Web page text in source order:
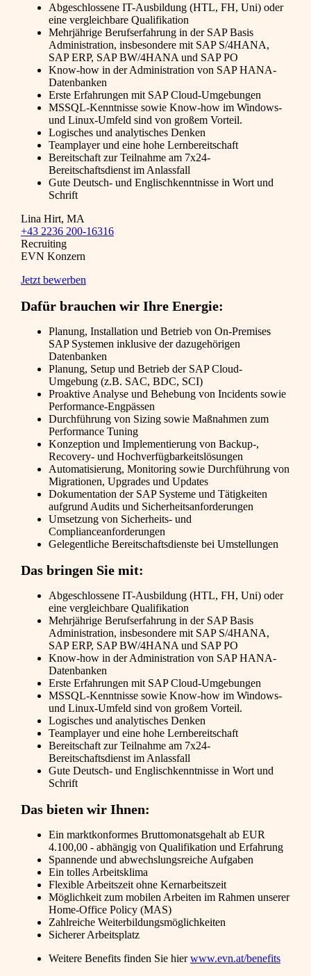
Abgeschlossene IT-Ausbildung (HTL, FH, Uni) oder
eine vergleichbare Qualifikation
Mehrjährige Berufserfahrung in der SAP Basis
Administration, insbesondere mit SAP S/4HANA,
SAP ERP, SAP BW/4HANA und SAP PO
Know-how in der Administration von SAP HANA-
Datenbanken
Erste Erfahrungen mit SAP Cloud-Umgebungen
MSSQL-Kenntnisse sowie Know-how im Windows-
und Linux-Umfeld sind von großem Vorteil.
Logisches und analytisches Denken
Teamplayer und eine hohe Lernbereitschaft
Bereitschaft zur Teilnahme am 7x24-
Bereitschaftsdienst im Anlassfall
Gute Deutsch- und Englischkenntnisse in Wort und
Schrift
Lina Hirt, MA
+43 2236 200-16316
Recruiting
EVN Konzern
Jetzt bewerben
Dafür brauchen wir Ihre Energie:
Planung, Installation und Betrieb von On-Premises
SAP Systemen inklusive der dazugehörigen
Datenbanken
Planung, Setup und Betrieb der SAP Cloud-
Umgebung (z.B. SAC, BDC, SCI)
Proaktive Analyse und Behebung von Incidents sowie
Performance-Engpässen
Durchführung von Sizing sowie Maßnahmen zum
Performance Tuning
Konzeption und Implementierung von Backup-,
Recovery- und Hochverfügbarkeitslösungen
Automatisierung, Monitoring sowie Durchführung von
Migrationen, Upgrades und Updates
Dokumentation der SAP Systeme und Tätigkeiten
aufgrund Audits und Sicherheitsanforderungen
Umsetzung von Sicherheits- und
Complianceanforderungen
Gelegentliche Bereitschaftsdienste bei Umstellungen
Das bringen Sie mit:
Abgeschlossene IT-Ausbildung (HTL, FH, Uni) oder
eine vergleichbare Qualifikation
Mehrjährige Berufserfahrung in der SAP Basis
Administration, insbesondere mit SAP S/4HANA,
SAP ERP, SAP BW/4HANA und SAP PO
Know-how in der Administration von SAP HANA-
Datenbanken
Erste Erfahrungen mit SAP Cloud-Umgebungen
MSSQL-Kenntnisse sowie Know-how im Windows-
und Linux-Umfeld sind von großem Vorteil.
Logisches und analytisches Denken
Teamplayer und eine hohe Lernbereitschaft
Bereitschaft zur Teilnahme am 7x24-
Bereitschaftsdienst im Anlassfall
Gute Deutsch- und Englischkenntnisse in Wort und
Schrift
Das bieten wir Ihnen:
Ein marktkonformes Bruttomonatsgehalt ab EUR
4.100,00 - abhängig von Qualifikation und Erfahrung
Spannende und abwechslungsreiche Aufgaben
Ein tolles Arbeitsklima
Flexible Arbeitszeit ohne Kernarbeitszeit
Möglichkeit zum mobilen Arbeiten im Rahmen unserer
Home-Office Policy (MAS)
Zahlreiche Weiterbildungsmöglichkeiten
Sicherer Arbeitsplatz
Weitere Benefits finden Sie hierwww.evn.at/benefits